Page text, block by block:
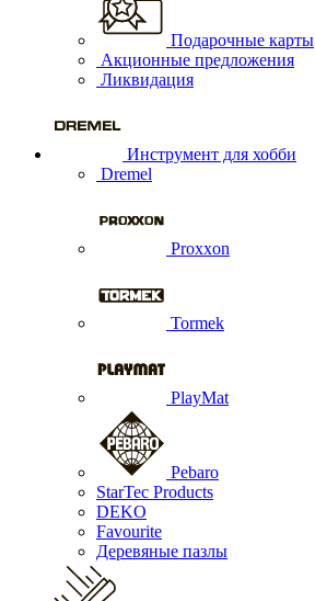
Подарочные карты
Акционные предложения
Ликвидация
Инструмент для хобби
Dremel
Proxxon
Tormek
PlayMat
Pebaro
StarTec Products
DEKO
Favourite
Деревяные пазлы